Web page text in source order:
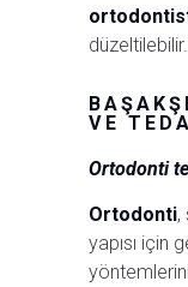
düzeltilebilir.
VE
Ortodonti
Ortodonti,
yapısı için